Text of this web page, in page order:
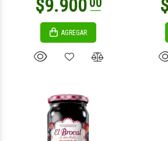
AGREGAR